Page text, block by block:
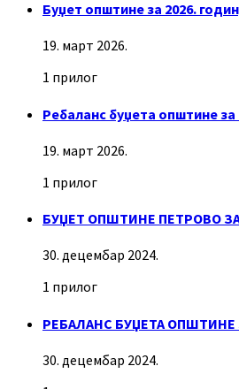
Буџет општине за 2026.
19. март 2026.
1 прилог
Ребаланс буџета општине за
19. март 2026.
1 прилог
БУЏЕТ ОПШТИНЕ ПЕТРОВО
30. децембар 2024.
1 прилог
РЕБАЛАНС БУЏЕТА ОПШТИНЕ
30. децембар 2024.